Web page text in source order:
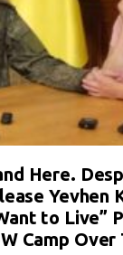
Here.
Yevhen
to Live”
Camp Over